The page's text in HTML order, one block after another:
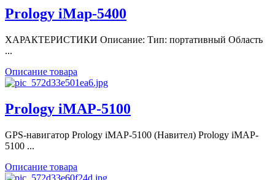
Prology iMap-5400
ХАРАКТЕРИСТИКИ Описание: Тип: портативный Область
...
Описание товара
Prology iMAP-5100
GPS-навигатор Prology iMAP-5100 (Навител) Prology iMAP-
5100 ...
Описание товара